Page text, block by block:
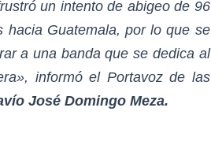
un intento de abigeo de 96
hacia Guatemala, por lo que se
a una banda que se dedica al
informó el Portavoz de las
José Domingo Meza.